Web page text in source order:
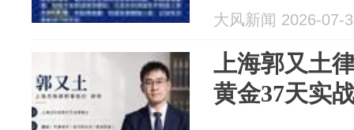
岁，被警方
大风新闻 2026-07-
上海郭又土
黄金37天实